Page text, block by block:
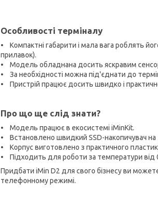
Особливості терміналу
• Компактні габарити і мала вага роблять
прилавок).
• Модель обладнана досить яскравим
• За необхідності можна під'єднати до
• Пристрій працює досить швидко і
Про що ще слід знати?
• Модель працює в екосистемі iMinKit.
• Встановлено швидкий SSD-накопичувач на
• Корпус виготовлено з практичного
• Підходить для роботи за температури
Придбати iMin D2 для свого бізнесу ви
телефонному режимі.